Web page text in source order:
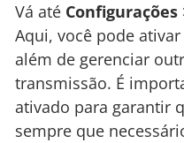
Vá até Configurações
Aqui, você pode
além de gerenciar
transmissão. É
ativado para garantir
sempre que